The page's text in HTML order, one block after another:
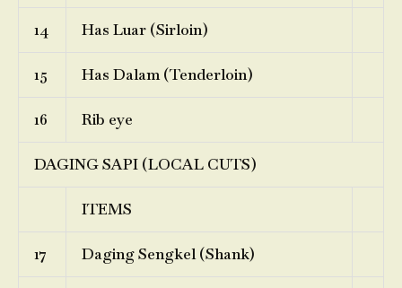
14 Has Luar (Sirloin)
15 Has Dalam (Tenderloin)
16 Rib eye
DAGING SAPI (LOCAL CUTS)
ITEMS
17 Daging Sengkel (Shank)